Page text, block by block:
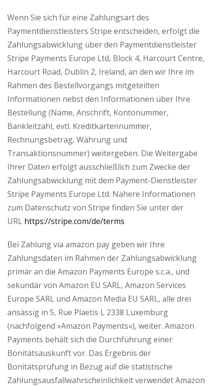
Wenn Sie sich für eine Zahlungsart des
Paymentdienstleisters Stripe entscheiden, erfolgt die
Zahlungsabwicklung über den Paymentdienstleister
Stripe Payments Europe Ltd, Block 4, Harcourt Centre,
Harcourt Road, Dublin 2, Ireland, an den wir Ihre im
Rahmen des Bestellvorgangs mitgeteilten
Informationen nebst den Informationen über Ihre
Bestellung (Name, Anschrift, Kontonummer,
Bankleitzahl, evtl. Kreditkartennummer,
Rechnungsbetrag, Währung und
Transaktionsnummer) weitergeben. Die Weitergabe
Ihrer Daten erfolgt ausschließlich zum Zwecke der
Zahlungsabwicklung mit dem Payment-Dienstleister
Stripe Payments Europe Ltd. Nähere Informationen
zum Datenschutz von Stripe finden Sie unter der
URL https://stripe.com/de/terms
Bei Zahlung via amazon pay geben wir Ihre
Zahlungsdaten im Rahmen der Zahlungsabwicklung
primär an die Amazon Payments Europe s.c.a., und
sekundär von Amazon EU SARL, Amazon Services
Europe SARL und Amazon Media EU SARL, alle drei
ansässig in 5, Rue Plaetis L 2338 Luxemburg
(nachfolgend »Amazon Payments«), weiter. Amazon
Payments behält sich die Durchführung einer
Bonitätsauskunft vor. Das Ergebnis der
Bonitätsprüfung in Bezug auf die statistische
Zahlungsausfallwahrscheinlichkeit verwendet Amazon